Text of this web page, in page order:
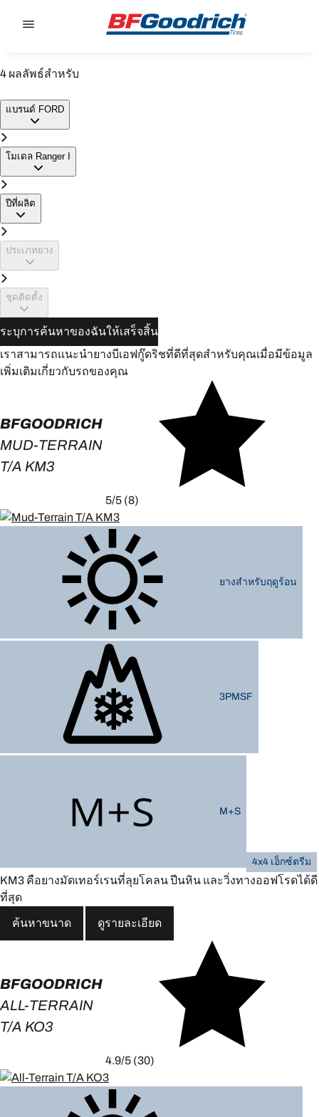
4 ผลลัพธ์สำหรับ
แบรนด์ FORD
โมเดล Ranger I
ปีที่ผลิต
ประเภทยาง
ชุดติดตั้ง
ระบุการค้นหาของฉันให้เสร็จสิ้น
เราสามารถแนะนำยางบีเอฟกู๊ดริชที่ดีที่สุดสำหรับคุณเมื่อมีข้อมูล
เพิ่มเติมเกี่ยวกับรถของคุณ
BFGOODRICH
MUD-TERRAIN
T/A KM3
5/5 (8)
ยางสำหรับฤดูร้อน
3PMSF
M+S
4x4 เอ็กซ์ตรีม
KM3 คือยางมัดเทอร์เรนที่ลุยโคลน ปีนหิน และวิ่งทางออฟโรดได้ดี
ที่สุด
ค้นหาขนาด ดูรายละเอียด
BFGOODRICH
ALL-TERRAIN
T/A KO3
4.9/5 (30)